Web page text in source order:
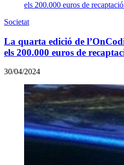
Societat
La quarta edició de
els 200.000 euros de
30/04/2024